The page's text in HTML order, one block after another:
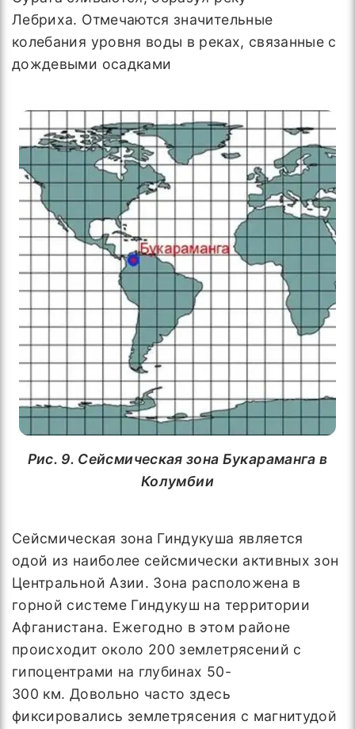
Лебриха. Отмечаются значительные
колебания уровня воды в реках, связанные с
дождевыми осадками
Рис. 9. Сейсмическая зона Букараманга в
Колумбии
Сейсмическая зона Гиндукуша является
одой из наиболее сейсмически активных зон
Центральной Азии. Зона расположена в
горной системе Гиндукуш на территории
Афганистана. Ежегодно в этом районе
происходит около 200 землетрясений с
гипоцентрами на глубинах 50-
300 км. Довольно часто здесь
фиксировались землетрясения с магнитудой